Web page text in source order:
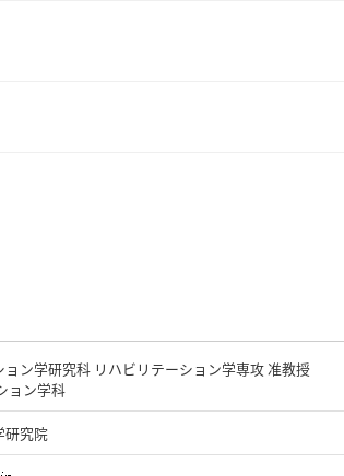
ン学研究科 リハビリテーション学専攻 准教授
ョン学科
研究院